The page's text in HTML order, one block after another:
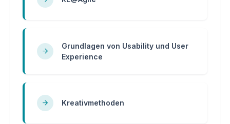
Grundlagen von Usability und User
Experience
Kreativmethoden